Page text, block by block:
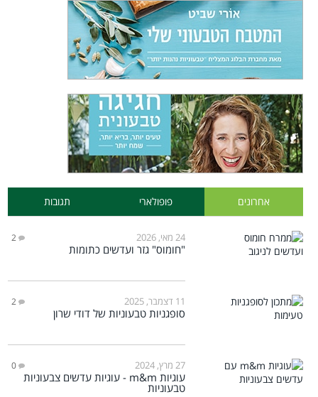
אחרונים פופולארי תגובות
24 מאי, 2026 2
"חומוס" גזר ועדשים כתומות
11 דצמבר, 2025 2
סופגניות טבעוניות של דודי שרון
27 מרץ, 2024 0
עוגיות m&m - עוגיות עדשים צבעוניות
טבעוניות